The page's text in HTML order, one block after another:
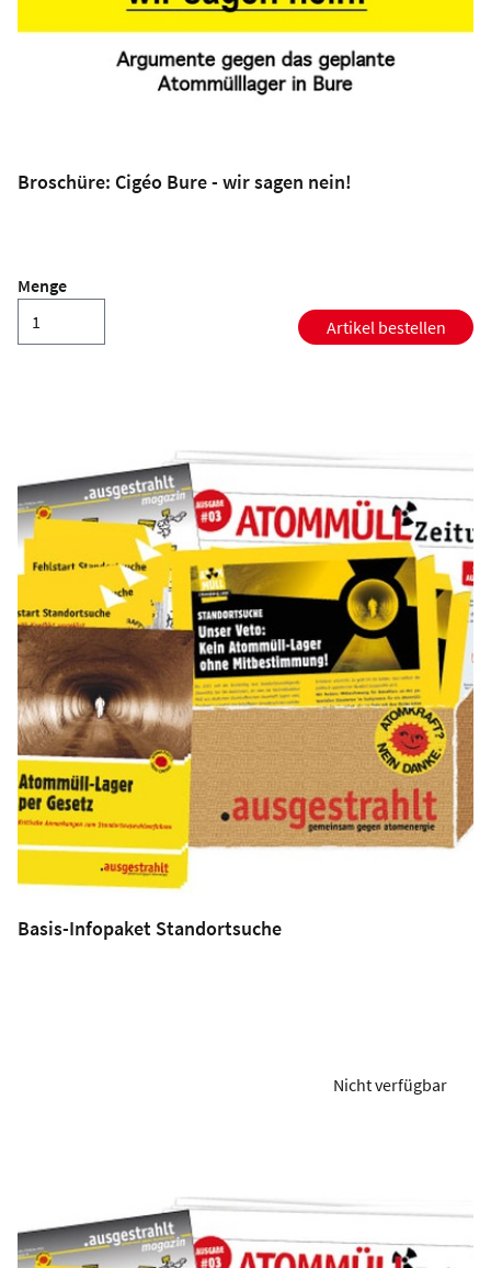
Broschüre: Cigéo Bure - wir sagen nein!
Menge
Artikel bestellen
Basis-Infopaket Standortsuche
Nicht verfügbar